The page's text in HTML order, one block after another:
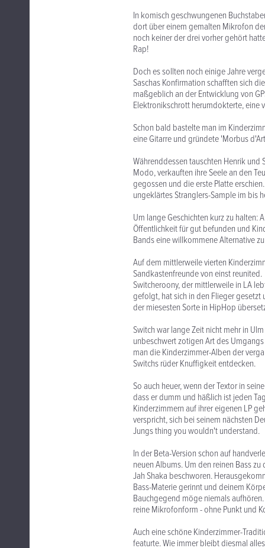
In komisch geschwungenen
dort über einem gemalten Mikrofon
noch keiner der drei vorher gehört
Rap!
Doch es sollten noch einige Jahre
Saschas Konfirmation schafften sich
maßgeblich an der Entwicklung von
Elektronikschrott herumdokterte, eine
Schon bald bastelte man im
eine Gitarre und gründete 'Morbus
Währenddessen tauschten Henrik und
Modo, verkauften ihre Seele an den
gegossen und die erste Platte
ungeklärtes Stranglers-Sample im bis
Um lange Geschichten kurz zu
Öffentlichkeit für gut befunden und
Bands eine willkommene Alternative
Auf dem mittlerweile vierten
Sandkastenfreunde von einst reunited.
Switcheroony, der mittlerweile in LA
gefolgt, hat sich in den Flieger gesetzt
der miesesten Sorte in HipHop
Switch war lange Zeit nicht mehr in
unbeschwert zotigen Art des
man die Kinderzimmer-Alben der
Switchs rüder Knuffigkeit entdecken.
So auch heuer, wenn der Textor in
dass er dumm und häßlich ist jeden
Kinderzimmern auf ihrer eigenen LP
verspricht, sich bei seinem nächsten
Jungs thing you wouldn't understand.
In der Beta-Version schon auf
neuen Albums. Um den reinen Bass
Jah Shaka beschworen.
Bass-Materie gerinnt und deinem
Bauchgegend möge niemals
reine Mikrofonform - ohne Punkt und
Auch eine schöne Kinderzimmer-
featurte. Wie immer bleibt diesmal